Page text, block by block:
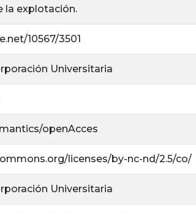
la explotación.
10567/3501
Universitaria
openAcces
licenses/by-nc-nd/2.5/co/
Universitaria